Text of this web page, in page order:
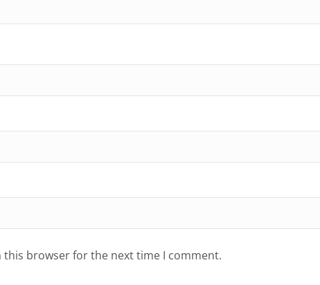
this browser for the next time I comment.